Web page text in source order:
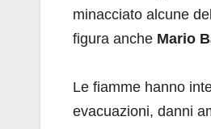
minacciato alcune
figura anche Mario
Le fiamme hanno
evacuazioni, danni